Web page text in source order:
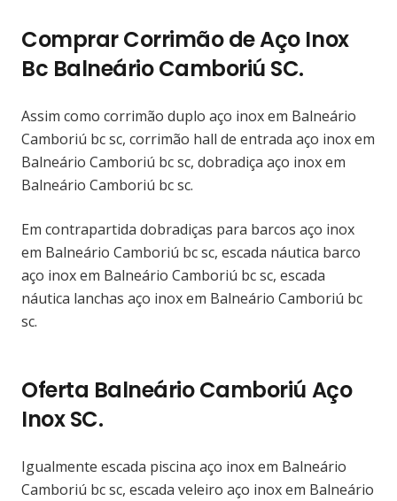
Comprar Corrimão de Aço Inox
Bc Balneário Camboriú SC.
Assim como corrimão duplo aço inox em Balneário
Camboriú bc sc, corrimão hall de entrada aço inox em
Balneário Camboriú bc sc, dobradiça aço inox em
Balneário Camboriú bc sc.
Em contrapartida dobradiças para barcos aço inox
em Balneário Camboriú bc sc, escada náutica barco
aço inox em Balneário Camboriú bc sc, escada
náutica lanchas aço inox em Balneário Camboriú bc
sc.
Oferta Balneário Camboriú Aço
Inox SC.
Igualmente escada piscina aço inox em Balneário
Camboriú bc sc, escada veleiro aço inox em Balneário